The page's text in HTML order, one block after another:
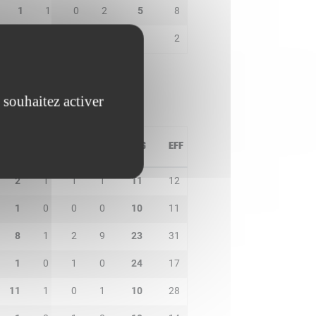
1 1 0 2 5 8
0 2
PTS EFF
2 1 1 1 11 12
1 0 0 0 10 11
8 1 2 9 23 31
1 0 1 0 24 17
11 1 0 1 10 28
activer